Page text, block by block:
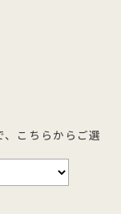
こちらからご選